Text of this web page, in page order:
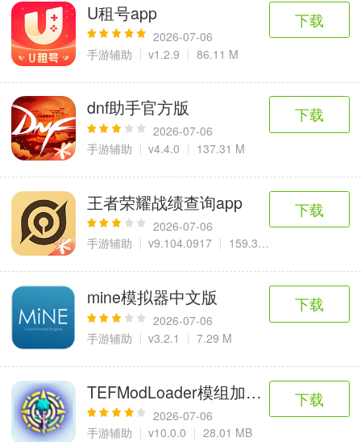
U租号app
2026-07-06
手游辅助
v1.2.9 86.11 M
下载
dnf助手官方版
2026-07-06
手游辅助
v4.4.0 137.31 M
下载
王者荣耀战绩查询app
2026-07-06
手游辅助
v9.104.0917 159.3 M
下载
mine模拟器中文版
2026-07-06
手游辅助
v3.2.1 7.29 M
下载
TEFModLoader模组加载器
2026-07-06
手游辅助
v10.0.0 28.01 MB
下载